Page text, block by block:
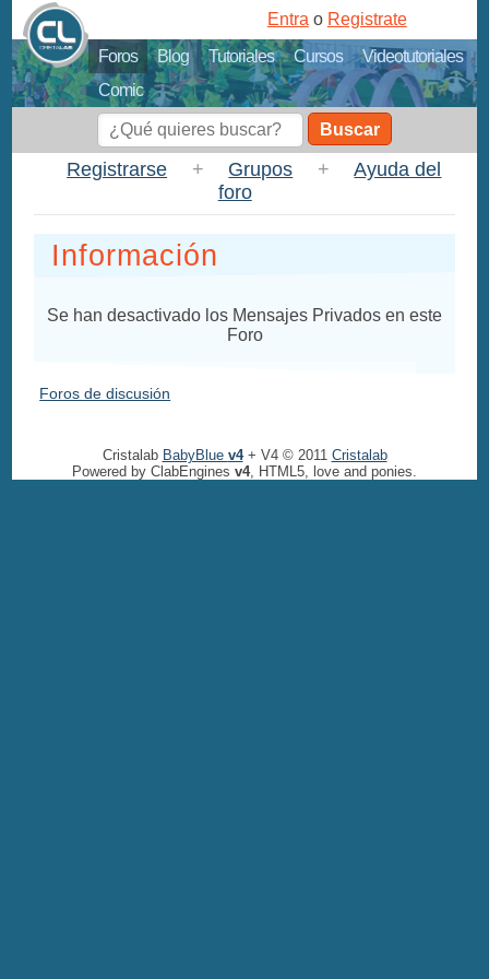
Foros Blog Tutoriales Cursos
Videotutoriales
Comic
Entra o Registrate
Buscar
Registrarse + Grupos +
Ayuda del
foro
Información
Se han desactivado los Mensajes Privados en este
Foro
Foros de discusión
Cristalab BabyBlue v4+ V4 © 2011 Cristalab
Powered by ClabEngines v4, HTML5, love and ponies.